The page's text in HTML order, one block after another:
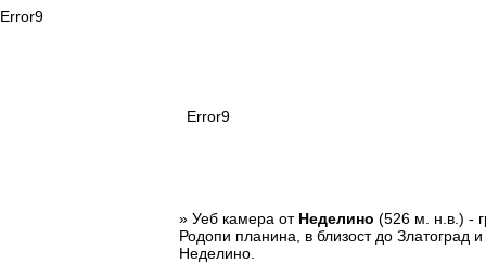
Error9
Error9
» Уеб камера от Неделино (526 м. н.в.) -
Родопи планина, в близост до
Неделино.